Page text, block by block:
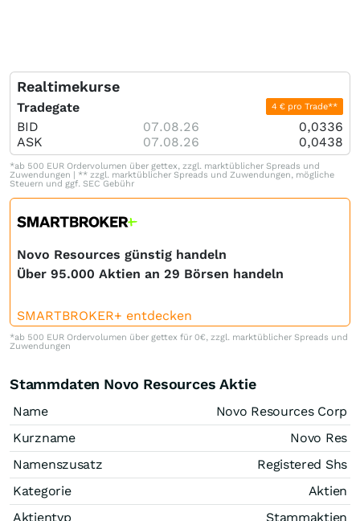
Realtimekurse
Tradegate 4 € pro Trade**
BID 07.08.26
0,0336
ASK
07.08.26 0,0438
*ab 500 EUR Ordervolumen über gettex, zzgl. marktüblicher Spreads und
Zuwendungen | ** zzgl. marktüblicher Spreads und Zuwendungen, mögliche
Steuern und ggf. SEC Gebühr
Novo Resources günstig handeln
Über 95.000 Aktien an 29 Börsen handeln
SMARTBROKER+ entdecken
*ab 500 EUR Ordervolumen über gettex für 0€, zzgl. marktüblicher Spreads und
Zuwendungen
Stammdaten Novo Resources Aktie
Name
Novo Resources Corp
Kurzname
Novo Res
Namenszusatz
Registered Shs
Kategorie
Aktien
Aktientyp
Stammaktien